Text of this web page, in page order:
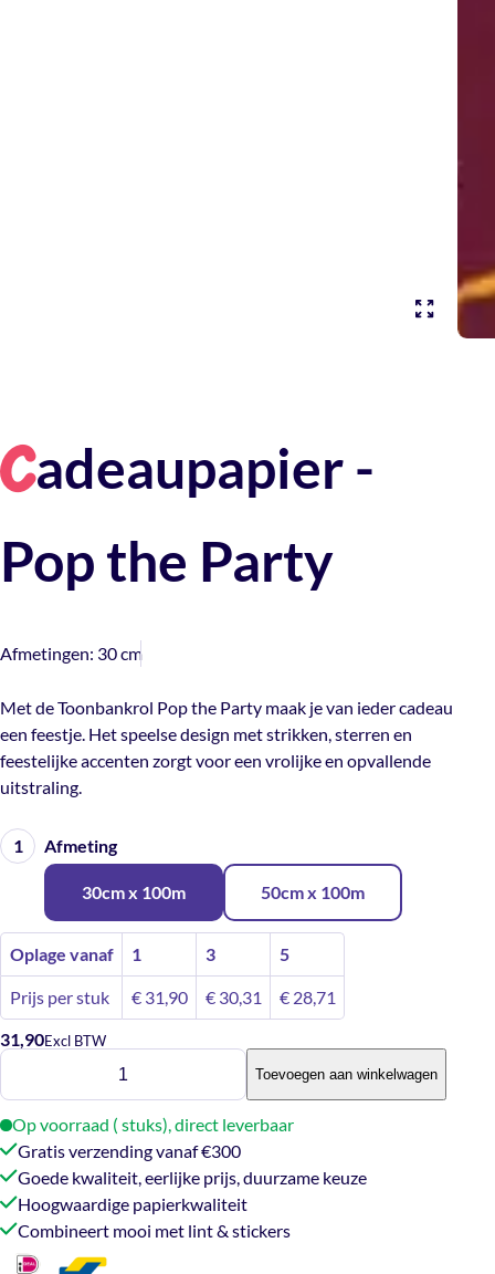
Cadeaupapier -
Pop the Party
Afmetingen: 30 cm
Met de Toonbankrol Pop the Party maak je van ieder cadeau
een feestje. Het speelse design met strikken, sterren en
feestelijke accenten zorgt voor een vrolijke en opvallende
uitstraling.
Afmeting
30cm x 100m 50cm x 100m
Oplage vanaf 1 3 5
Prijs per stuk €31,90 €30,31 €28,71
31,90Excl BTW
Cadeaupapier
the
Party
aantal
Toevoegen aan winkelwagen
Op voorraad ( stuks), direct leverbaar
Gratis verzending vanaf €300
Goede kwaliteit, eerlijke prijs, duurzame keuze
Hoogwaardige papierkwaliteit
Combineert mooi met lint & stickers